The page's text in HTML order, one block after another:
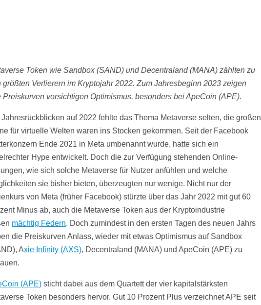
Token wie Sandbox (SAND) und Decentraland (MANA) zählten zu
größten Verlierern im Kryptojahr 2022. Zum Jahresbeginn 2023 zeigen
Preiskurven vorsichtigen Optimismus, besonders bei ApeCoin (APE).
Jahresrückblicken auf 2022 fehlte das Thema Metaverse selten, die großen
für virtuelle Welten waren ins Stocken gekommen. Seit der Facebook
Ende 2021 in Meta umbenannt wurde, hatte sich ein
Hype entwickelt. Doch die zur Verfügung stehenden Online-
wie sich solche Metaverse für Nutzer anfühlen und welche
sie bisher bieten, überzeugten nur wenige. Nicht nur der
von Meta (früher Facebook) stürzte über das Jahr 2022 mit gut 60
Minus ab, auch die Metaverse Token aus der Kryptoindustrie
mächtig Federn. Doch zumindest in den ersten Tagen des neuen Jahrs
die Preiskurven Anlass, wieder mit etwas Optimismus auf Sandbox
Axie Infinity (AXS), Decentraland (MANA) und ApeCoin (APE) zu
(APE) sticht dabei aus dem Quartett der vier kapitalstärksten
Token besonders hervor. Gut 10 Prozent Plus verzeichnet APE seit